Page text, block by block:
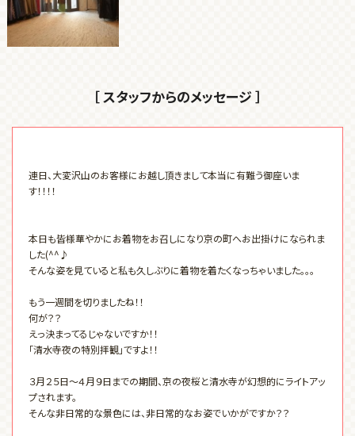
［ スタッフからのメッセージ ］
連日、大変沢山のお客様にお越し頂きまして本当に有難う御座いま
す！！！！
本日も皆様華やかにお着物をお召しになり京の町へお出掛けになられま
した(^^♪
そんな姿を見ていると私も久しぶりに着物を着たくなっちゃいました。。。
もう一週間を切りましたね！！
何が？？
えっ決まってるじゃないですか！！
「清水寺夜の特別拝観」ですよ！！
３月２５日～４月９日までの期間、京の夜桜と清水寺が幻想的にライトアッ
プされます。
そんな非日常的な景色には、非日常的なお姿でいかがですか？？